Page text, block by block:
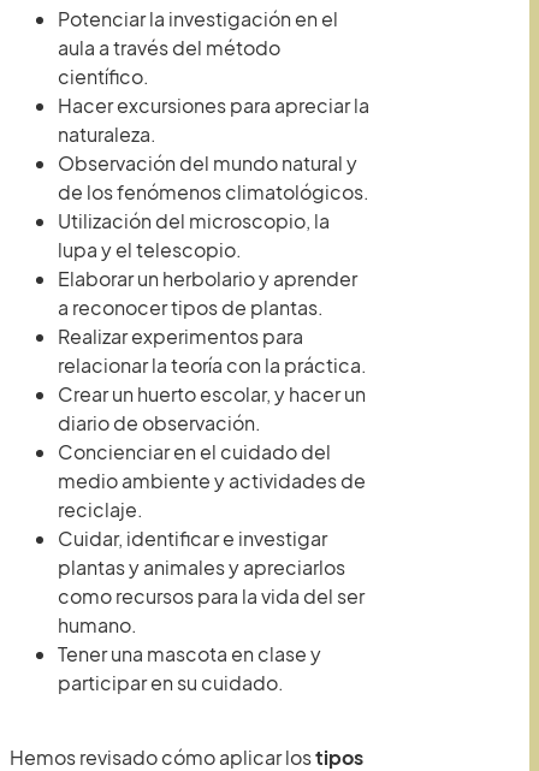
Potenciar la investigación en el
aula a través del método
científico.
Hacer excursiones para apreciar la
naturaleza.
Observación del mundo natural y
de los fenómenos climatológicos.
Utilización del microscopio, la
lupa y el telescopio.
Elaborar un herbolario y aprender
a reconocer tipos de plantas.
Realizar experimentos para
relacionar la teoría con la práctica.
Crear un huerto escolar, y hacer un
diario de observación.
Concienciar en el cuidado del
medio ambiente y actividades de
reciclaje.
Cuidar, identificar e investigar
plantas y animales y apreciarlos
como recursos para la vida del ser
humano.
Tener una mascota en clase y
participar en su cuidado.
Hemos revisado cómo aplicar lostipos